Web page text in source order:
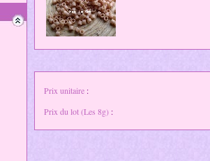
Prix unitaire :
Prix du lot (Les 8g) :